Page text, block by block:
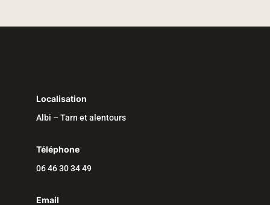
Localisation
Albi – Tarn et alentours
Téléphone
06 46 30 34 49
Email